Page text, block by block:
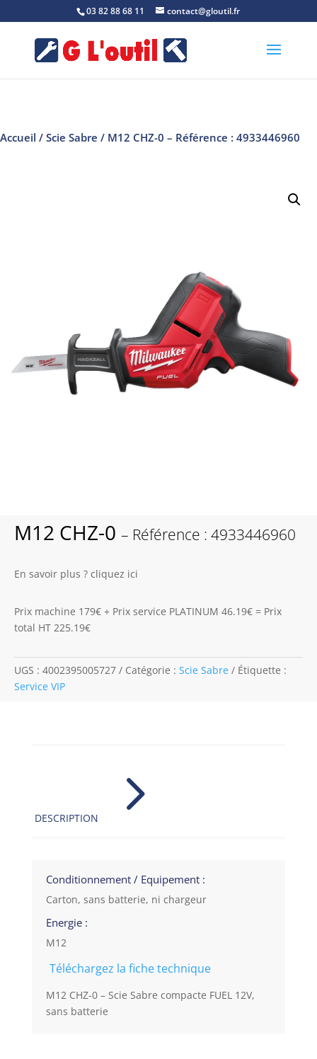
03 82 88 68 11 contact@gloutil.fr
Accueil /Scie Sabre / M12 CHZ-0 – Référence : 4933446960
M12 CHZ-0 – Référence : 4933446960
En savoir plus ? cliquez ici
Prix machine 179€ + Prix service PLATINUM 46.19€ = Prix
total HT 225.19€
UGS : 4002395005727 Catégorie : Scie Sabre
Étiquette :
Service VIP
DESCRIPTION 5
Conditionnement / Equipement :
Carton, sans batterie, ni chargeur
Energie :
M12
Téléchargez la fiche technique
M12 CHZ-0 – Scie Sabre compacte FUEL 12V,
sans batterie